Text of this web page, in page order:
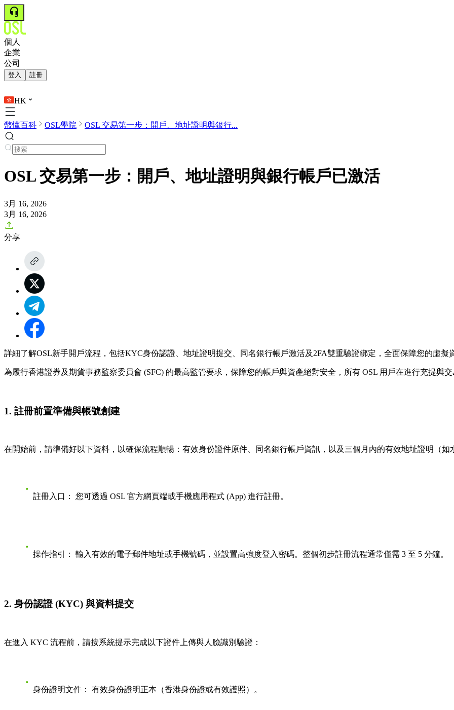
個人
企業
公司
登入 註冊
HK
幣懂百科 OSL學院 OSL 交易第一步：開戶、地址證明與銀行...
OSL 交易第一步：開戶、地址證明與銀行帳戶已激活
3月 16, 2026
3月 16, 2026
分享
詳細了解OSL新手開戶流程，包括KYC身份認證、地址證明提交、同名銀行帳戶激活及2FA雙重驗證綁定，全面保障您的虛擬
為履行香港證券及期貨事務監察委員會 (SFC) 的最高監管要求，保障您的帳戶與資產絕對安全，所有 OSL 用戶在進行充提與
1. 註冊前置準備與帳號創建
在開始前，請準備好以下資料，以確保流程順暢： 有效身份證件原件 同名銀行帳戶資訊 ，以及 三個月內的有效地址證明 （
註冊入口： 您可透過 OSL 官方網頁端或手機應用程式 (App) 進行註冊。
操作指引： 輸入有效的電子郵件地址或手機號碼，並設置高強度登入密碼。整個初步註冊流程通常僅需 3 至 5 分鐘。
2. 身份認證 (KYC) 與資料提交
在進入 KYC 流程前，請按系統提示完成以下證件上傳與人臉識別驗證：
身份證明文件： 有效身份證明正本（香港身份證或有效護照）。